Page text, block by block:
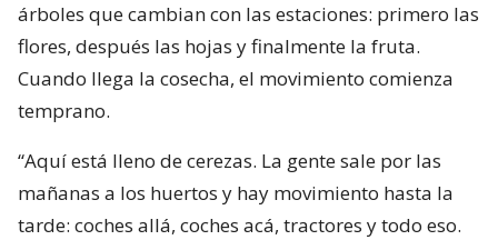
árboles que cambian con las estaciones: primero las
flores, después las hojas y finalmente la fruta.
Cuando llega la cosecha, el movimiento comienza
temprano.
“Aquí está lleno de cerezas. La gente sale por las
mañanas a los huertos y hay movimiento hasta la
tarde: coches allá, coches acá, tractores y todo eso.